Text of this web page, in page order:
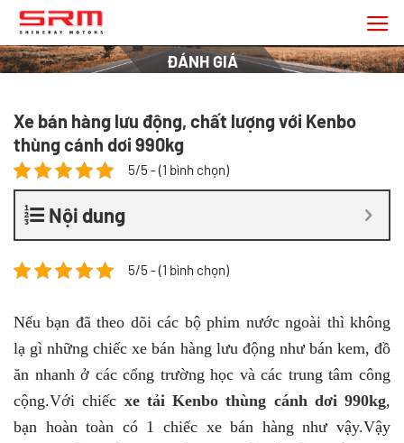
Chuyển
đến
nội
dung
ĐÁNH GIÁ
Xe bán hàng lưu động, chất lượng với Kenbo
thùng cánh dơi 990kg
5/5 - (1 bình chọn)
Nội dung
5/5 - (1 bình chọn)
Nếu bạn đã theo dõi các bộ phim nước ngoài thì không
lạ gì những chiếc xe bán hàng lưu động như bán kem, đồ
ăn nhanh ở các cổng trường học và các trung tâm công
cộng.Với chiếc xe tải Kenbo thùng cánh dơi 990kg,
bạn hoàn toàn có 1 chiếc xe bán hàng như vậy.Vậy